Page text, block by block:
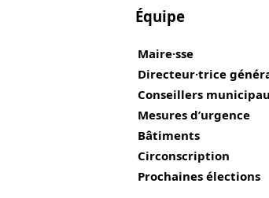
Équipe
Maire·sse
Directeur·trice
Conseillers
Mesures d’urgence
Bâtiments
Circonscription
Prochaines élections